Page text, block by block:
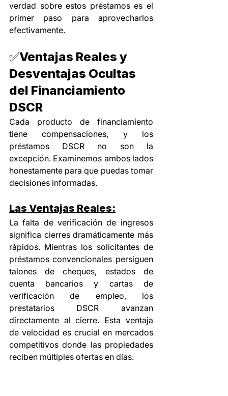
verdad sobre estos préstamos es el
primer paso para aprovecharlos
efectivamente.
✅Ventajas Reales y
Desventajas Ocultas
del Financiamiento
DSCR
Cada producto de financiamiento
tiene compensaciones, y los
préstamos DSCR no son la
excepción. Examinemos ambos lados
honestamente para que puedas tomar
decisiones informadas.
Las Ventajas Reales:
La falta de verificación de ingresos
significa cierres dramáticamente más
rápidos. Mientras los solicitantes de
préstamos convencionales persiguen
talones de cheques, estados de
cuenta bancarios y cartas de
verificación de empleo, los
prestatarios DSCR avanzan
directamente al cierre. Esta ventaja
de velocidad es crucial en mercados
competitivos donde las propiedades
reciben múltiples ofertas en días.